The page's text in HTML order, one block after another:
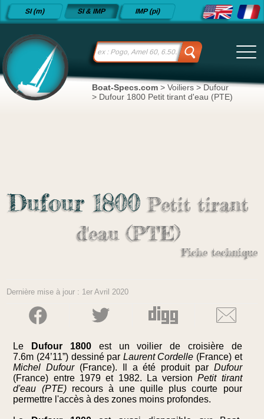
Fiches
techniques
depuis
2015
SI (m) SI & IMP IMP (pi)
Boat-Specs.com > Voiliers >Dufour
> Dufour 1800 Petit tirant d'eau (PTE)
Dufour 1800 Petit tirant
d'eau (PTE)
Fiche technique
Dernière mise à jour : 1er Avril 2020
Le Dufour 1800est un voilier de croisière de
7.6m (24’11”) dessiné par Laurent Cordelle (France) et
Michel Dufour(France). Il a été produit par Dufour
(France) entre 1979 et 1982. La versionPetit tirant
d'eau (PTE)recours à une quille plus courte pour
permettre l'accès à des zones moins profondes.